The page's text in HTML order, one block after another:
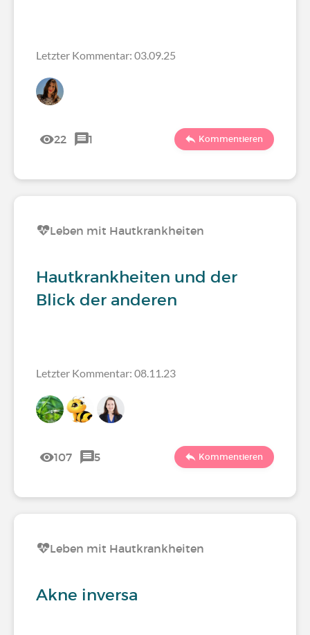
Letzter Kommentar: 03.09.25
22 1 Kommentieren
Leben mit Hautkrankheiten
Hautkrankheiten und der
Blick der anderen
Letzter Kommentar: 08.11.23
107 5 Kommentieren
Leben mit Hautkrankheiten
Akne inversa